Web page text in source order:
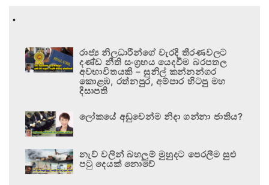
.
රාජ්‍ය නිලධාරීන්ගේ වැරදි තීරණවලට
දණ්ඩ නීති සංග්‍රහය යෙදවීම බරපතල
අවභාවිතයකි – සුනිල් කන්නන්ගර
කොළඹ, රත්නපුර, අම්පාර හිටපු මහ
දිසාපති
ලෝකයේ අඩුවෙන්ම නිදා ගන්නා ජාතිය?
නැව් වලින් බහලුම් මුහුදට පෙරලීම සුළු
පටු දෙයක් නොවේ